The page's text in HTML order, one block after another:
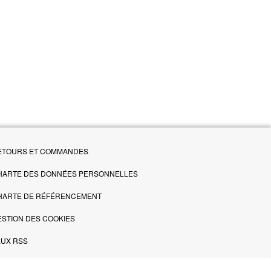
ET COMMANDES
DES DONNÉES PERSONNELLES
DE RÉFÉRENCEMENT
DES COOKIES
RSS